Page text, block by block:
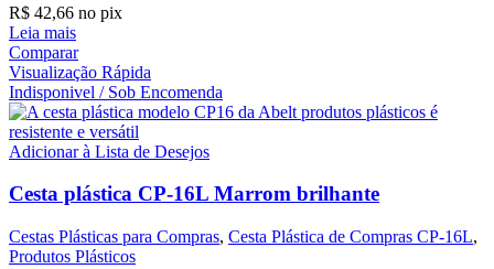
R$ 42,66 no pix
Leia mais
Comparar
Visualização Rápida
Indisponivel / Sob Encomenda
Adicionar à Lista de Desejos
Cesta plástica CP-16L Marrom brilhante
Cestas Plásticas para Compras, Cesta Plástica de Compras CP-16L,
Produtos Plásticos